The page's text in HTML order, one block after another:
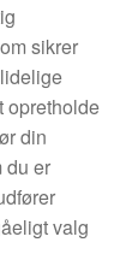
sikrer
opretholde
din
du er
valg